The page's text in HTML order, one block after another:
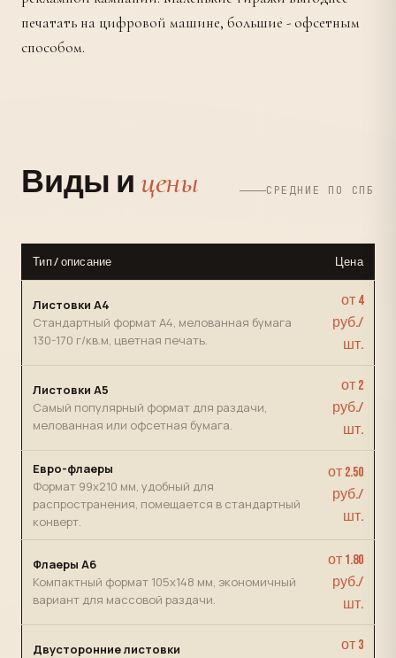
печатать на цифровой машине, большие - офсетным
способом.
Виды и цены СРЕДНИЕ ПО СПБ
Тип / описание Цена
Листовки А4
Стандартный формат А4, мелованная бумага
130-170 г/кв.м, цветная печать.
от 4
руб./
шт.
Листовки А5
Самый популярный формат для раздачи,
мелованная или офсетная бумага.
от 2
руб./
шт.
Евро-флаеры
Формат 99х210 мм, удобный для
распространения, помещается в стандартный
конверт.
от 2.50
руб./
шт.
Флаеры А6
Компактный формат 105х148 мм, экономичный
вариант для массовой раздачи.
от 1.80
руб./
шт.
Двусторонние листовки
от 3